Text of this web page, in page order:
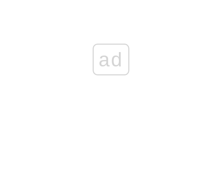
ad